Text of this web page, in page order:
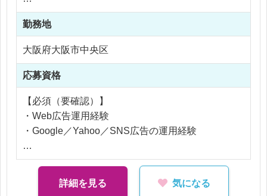
※応相談
※ご経験により優遇
※交通費支給
※残業代全額支給
※残業20時間以内
勤務地
大阪府大阪市中央区
応募資格
【必須（要確認）】
・Web広告運用経験
・Google／Yahoo／SNS広告の運用経験
【歓迎（要確認）】
・マネジメント経験
詳細を見る 気になる